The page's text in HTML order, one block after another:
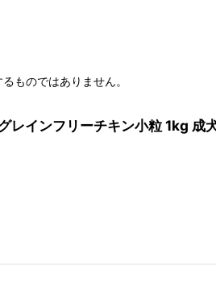
ものではありません。
レインフリーチキン小粒 1kg